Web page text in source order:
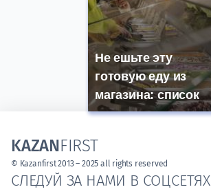
Не ешьте эту
готовую еду из
магазина: список
СЛЕДУЙ ЗА НАМИ В СОЦСЕТЯХ
KAZANFIRST
© Kazanfirst 2013 – 2025 all rights reserved